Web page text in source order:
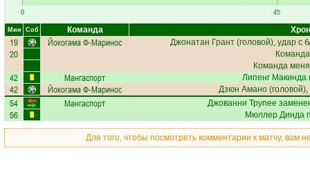
0 45
Мин Соб Команда
19 Йокогама Ф-Маринос Джонатан Грант (головой), удар с
20
Команда
42 Мангаспорт Липенг Макинда
42 Йокогама Ф-Маринос Дзюн Амано
54 Мангаспорт Джованни Трупее
56 Мюллер Динда
Для того, чтобы посмотреть комментарии к матчу, вам